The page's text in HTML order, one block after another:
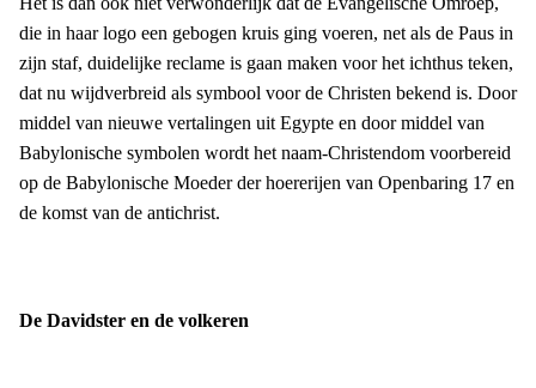
die in haar logo een gebogen kruis ging voeren, net als de Paus in
zijn staf, duidelijke reclame is gaan maken voor het ichthus teken,
dat nu wijdverbreid als symbool voor de Christen bekend is. Door
middel van nieuwe vertalingen uit Egypte en door middel van
Babylonische symbolen wordt het naam-Christendom voorbereid
op de Babylonische Moeder der hoererijen van Openbaring 17 en
de komst van de antichrist.
De Davidster en de volkeren